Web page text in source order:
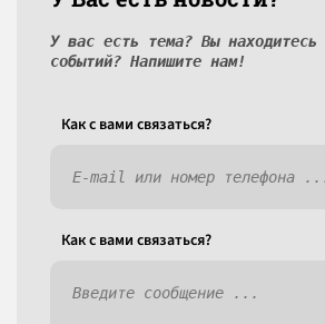
У вас есть тема? Вы находитесь
событий? Напишите нам!
Как c вами связаться?
Как c вами связаться?